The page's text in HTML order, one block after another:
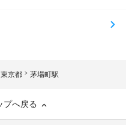
東京都 茅場町駅
プへ戻る